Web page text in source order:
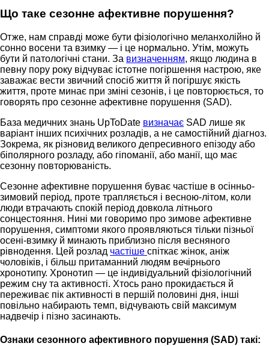
Що таке сезонне афективне порушення?
Отже, нам справді може бути фізіологічно меланхолійно й
сонно восени та взимку — і це нормально. Утім, можуть
бути й патологічні стани. За визначенням, якщо людина в
певну пору року відчуває істотне погіршення настрою, яке
заважає вести звичний спосіб життя й погіршує якість
життя, проте минає при зміні сезонів, і це повторюється, то
говорять про сезонне афективне порушення (SAD).
База медичних знань UpToDate визначає SAD лише як
варіант інших психічних розладів, а не самостійний діагноз.
Зокрема, як різновид великого депресивного епізоду або
біполярного розладу, або гіпоманії, або манії, що має
сезонну повторюваність.
Сезонне афективне порушення буває частіше в осінньо-
зимовий період, проте трапляється і весною-літом, коли
люди втрачають спокій період довкола літнього
сонцестояння. Нині ми говоримо про зимове афективне
порушення, симптоми якого проявляються тільки пізньої
осені-взимку й минають приблизно після весняного
рівнодення. Цей розлад частіше спіткає жінок, аніж
чоловіків, і більш притаманний людям вечірнього
хронотипу. Хронотип — це індивідуальний фізіологічний
режим сну та активності. Хтось рано прокидається й
переживає пік активності в першій половині дня, інші
повільно набирають темп, відчувають свій максимум
надвечір і пізно засинають.
Ознаки сезонного афективного порушення (SAD) такі: